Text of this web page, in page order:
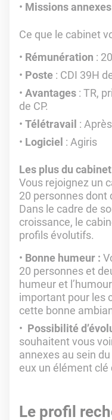
Missions
Ce que le cabinet
Rémunération :
Poste : CDI 39H
Avantages : TR,
de CP.
Télétravail :
Logiciel : Agiris
Les plus du
Vous rejoignez un
20 personnes dont
Dans le cadre de
croissance, le
profils évolutifs.
Bonne humeur :
20 personnes et
humeur et
important pour les
cette bonne
Possibilité
souhaitent vous
annexes au sein
eux un élément
Le profil